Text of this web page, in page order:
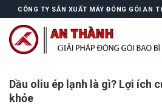
to
content
CÔNG TY SẢN XUẤT MÁY ĐÓNG GÓI AN
Dầu oliu ép lạnh là gì? Lợi ích
khỏe